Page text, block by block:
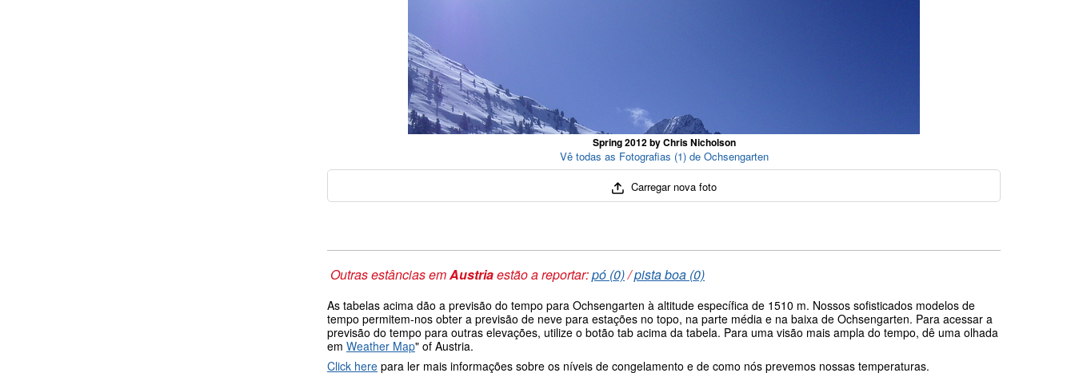
Spring 2012 by Chris Nicholson
Vê todas as Fotografias (1) de Ochsengarten
Carregar nova foto
Outras estâncias emAustriaestão a reportar:pó (0)/pista boa (0)
As tabelas acima dão a previsão do tempo para Ochsengarten à altitude específica de 1510 m. Nossos sofisticados modelos de
tempo permitem-nos obter a previsão de neve para estações no topo, na parte média e na baixa de Ochsengarten. Para acessar a
previsão do tempo para outras elevações, utilize o botão tab acima da tabela. Para uma visão mais ampla do tempo, dê uma olhada
em Weather Map" of Austria.
Click here para ler mais informações sobre os níveis de congelamento e de como nós prevemos nossas temperaturas.